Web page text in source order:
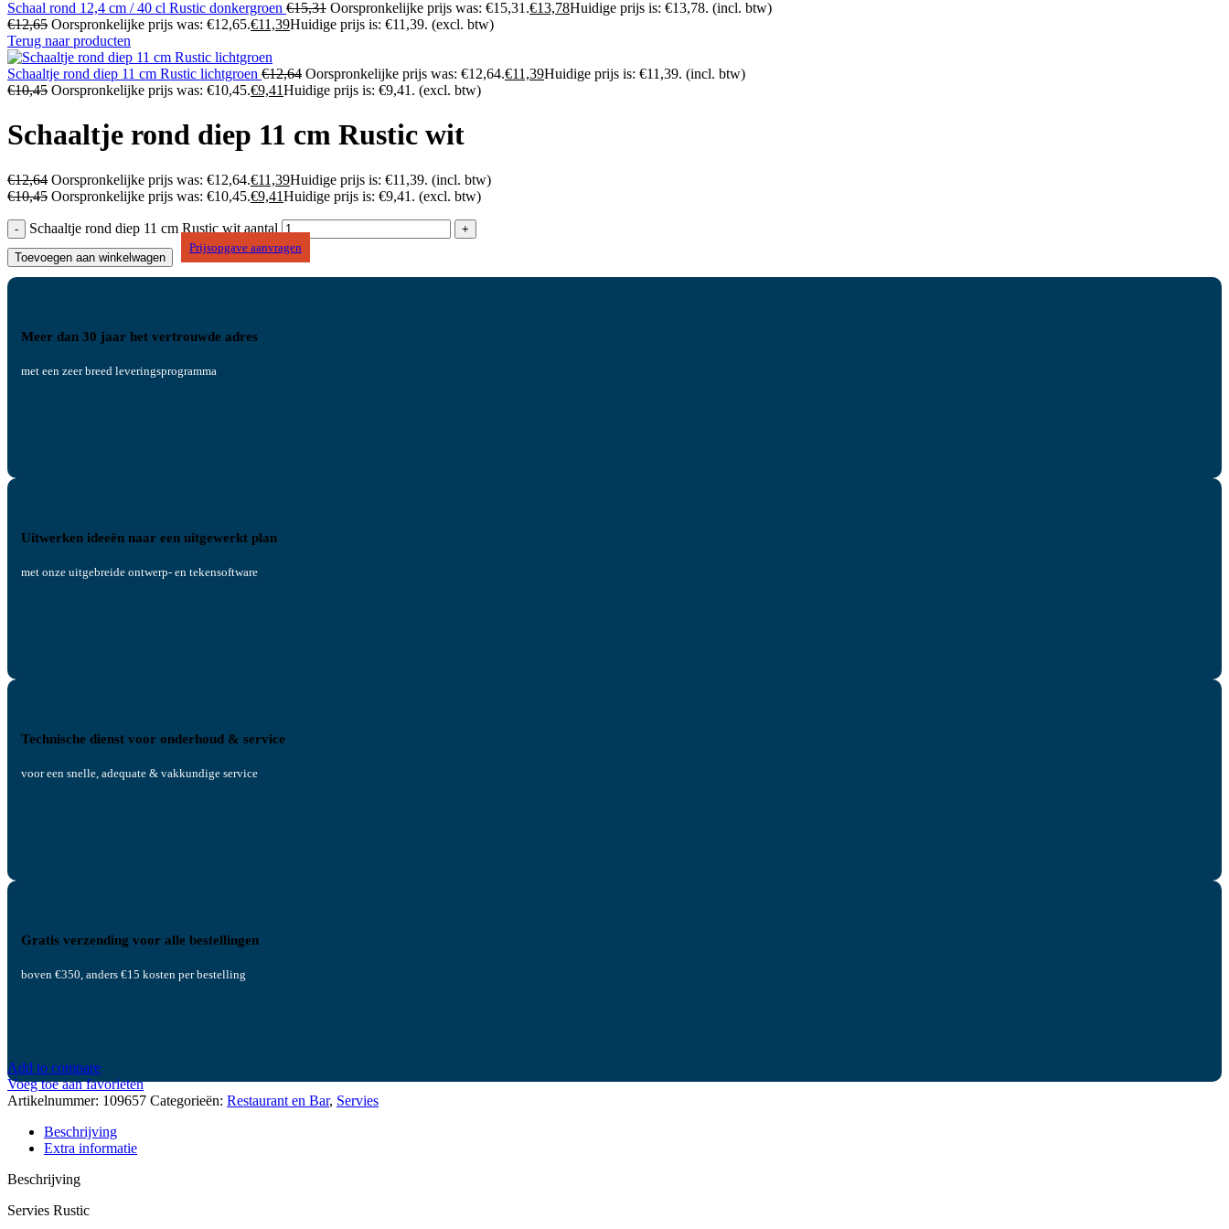
Schaal rond 12,4 cm / 40 cl Rustic donkergroen €15,31 Oorspronkelijke prijs was: €15,31.€13,78Huidige prijs is: €13,78. (incl. btw)
€12,65 Oorspronkelijke prijs was: €12,65.€11,39Huidige prijs is: €11,39. (excl. btw)
Terug naar producten
Schaaltje rond diep 11 cm Rustic lichtgroen €12,64 Oorspronkelijke prijs was: €12,64.€11,39Huidige prijs is: €11,39. (incl. btw)
€10,45 Oorspronkelijke prijs was: €10,45.€9,41Huidige prijs is: €9,41. (excl. btw)
Schaaltje rond diep 11 cm Rustic wit
€12,64 Oorspronkelijke prijs was: €12,64.€11,39Huidige prijs is: €11,39. (incl. btw)
€10,45 Oorspronkelijke prijs was: €10,45.€9,41Huidige prijs is: €9,41. (excl. btw)
Schaaltje rond diep 11 cm Rustic wit aantal
Toevoegen aan winkelwagen
Prijsopgave aanvragen
Meer dan 30 jaar het vertrouwde adres
met een zeer breed leveringsprogramma
Uitwerken ideeën naar een uitgewerkt plan
met onze uitgebreide ontwerp- en tekensoftware
Technische dienst voor onderhoud & service
voor een snelle, adequate & vakkundige service
Gratis verzending voor alle bestellingen
boven €350, anders €15 kosten per bestelling
Add to compare
Voeg toe aan favorieten
Artikelnummer: 109657 Categorieën: Restaurant en Bar, Servies
Beschrijving
Extra informatie
Beschrijving
Servies Rustic